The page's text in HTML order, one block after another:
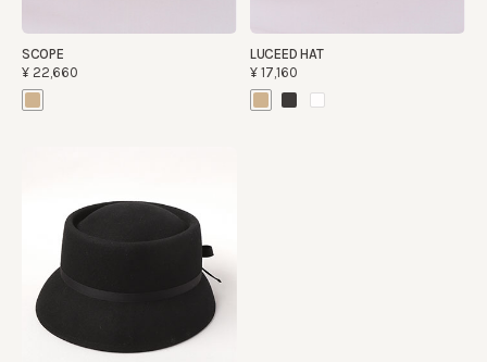
SCOPE
¥22,660
LUCEED HAT
¥17,160